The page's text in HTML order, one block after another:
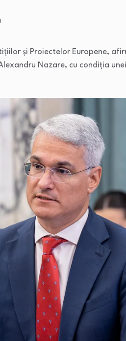
și Proiectelor Europene,
Nazare, cu condiția